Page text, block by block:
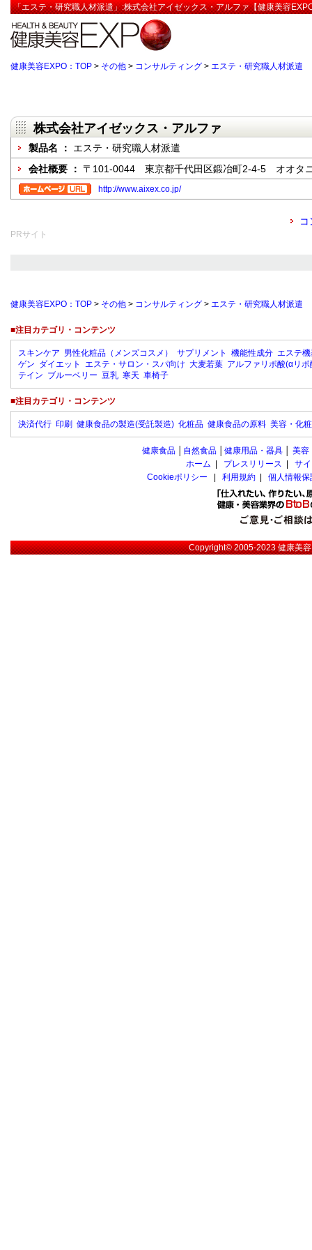
「エステ・研究職人材派遣」:株式会社アイゼックス・アルファ【健康美容
健康美容EXPO：TOP > その他 > コンサルティング > エステ・研究職人材派遣
株式会社アイゼックス・アルファ
製品名 ： エステ・研究職人材派遣
会社概要 ： 〒101-0044 東京都千代田区鍛冶町2-4-5 オオタ
http://www.aixex.co.jp/
PRサイト
健康美容EXPO：TOP > その他 > コンサルティング > エステ・研究職人材派遣
■注目カテゴリ・コンテンツ
スキンケア 男性化粧品（メンズコスメ） サプリメント 機能性成分 エステ
ゲン ダイエット エステ・サロン・スパ向け 大麦若葉 アルファリポ酸(αリポ
テイン ブルーベリー 豆乳 寒天 車椅子
■注目カテゴリ・コンテンツ
決済代行 印刷 健康食品の製造(受託製造) 化粧品 健康食品の原料 美容・化
健康食品 自然食品 健康用品・器具 美容
ホーム
プレスリリース
サ
Cookieポリシー
利用規約 個人情報
Copyright© 2005-2023健康美